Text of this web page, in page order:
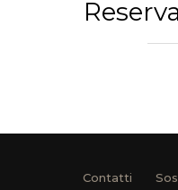
Contatti